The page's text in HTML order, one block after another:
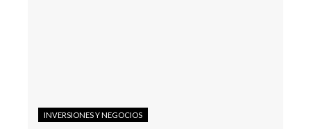
INVERSIONES Y NEGOCIOS